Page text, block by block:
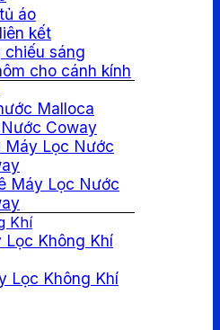
áo
kết
chiếu sáng
cho cánh kính
Malloca
Coway
Máy Lọc Nước
Máy Lọc Nước
Khí
Lọc Không Khí
Lọc Không Khí